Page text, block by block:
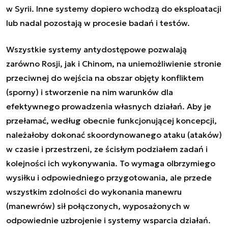
w Syrii. Inne systemy dopiero wchodzą do eksploatacji
lub nadal pozostają w procesie badań i testów.
Wszystkie systemy antydostępowe pozwalają
zarówno Rosji, jak i Chinom, na uniemożliwienie stronie
przeciwnej do wejścia na obszar objęty konfliktem
(sporny) i stworzenie na nim warunków dla
efektywnego prowadzenia własnych działań. Aby je
przełamać, według obecnie funkcjonującej koncepcji,
należałoby dokonać skoordynowanego ataku (ataków)
w czasie i przestrzeni, ze ścisłym podziałem zadań i
kolejności ich wykonywania. To wymaga olbrzymiego
wysiłku i odpowiedniego przygotowania, ale przede
wszystkim zdolności do wykonania manewru
(manewrów) sił połączonych, wyposażonych w
odpowiednie uzbrojenie i systemy wsparcia działań.